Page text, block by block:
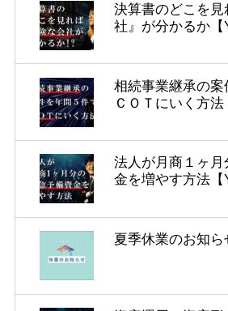
決算書のどこを
社』が分かるか【
相続事業継承の
ＣＯＴにいく方法
法人が月商１ヶ
金を増やす方法【
夏季休業のお知ら